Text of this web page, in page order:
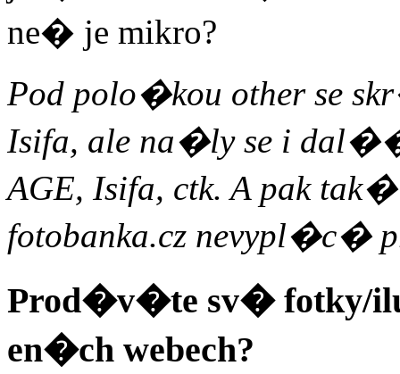
Pod polo�kou other se
Isifa, ale na�ly se i dal��
AGE, Isifa, ctk. A pak
fotobanka.cz nevypl�c�
Prod�v�te sv� fotky/
en�ch webech?